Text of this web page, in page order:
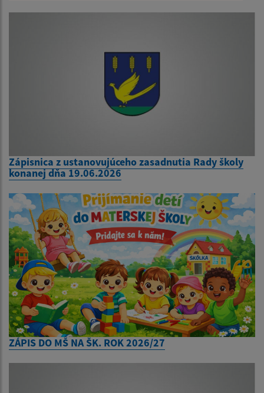
Zápisnica z ustanovujúceho zasadnutia Rady školy
konanej dňa 19.06.2026
ZÁPIS DO MŠ NA ŠK. ROK 2026/27